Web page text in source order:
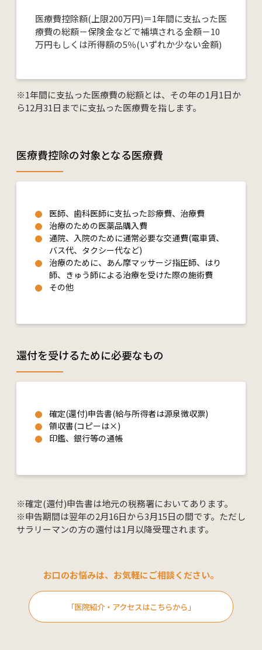
医療費控除額(上限200万円)＝1年間に支払った医
療費の総額－保険金などで補填される金額－10
万円もしくは所得額の5％(いずれか少ない金額)
※1年間に支払った医療費の総額とは、その年の1月1日か
ら12月31日までに支払った医療費を指します。
医療費控除の対象となる医療費
医師、歯科医師に支払った診療費、治療費
治療のための医薬品購入費
通院、入院のために通常必要な交通費(電車賃、
バス代、タクシー代など)
治療のために、あん摩マッサージ指圧師、はり
師、きゅう師による治療を受けた際の施術費
その他
還付を受けるために必要なもの
確定(還付)申告書(給与所得者は源泉徴収票)
領収書(コピーは×)
印鑑、銀行等の通帳
※確定(還付)申告書は地元の税務署においてあります。
※申告期間は翌年の2月16日から3月15日の間です。ただし
サラリーマンの方の還付は1月以降受理されます。
お口のお悩みは、お気軽にご相談ください。
「医院紹介・アクセスはこちらから」